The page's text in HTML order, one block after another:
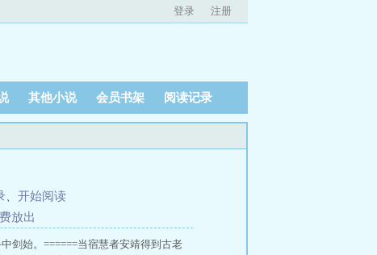
登录 注册
其他小说 会员书架 阅读记录
开始阅读
放出
剑始。======当宿慧者安靖得到古老